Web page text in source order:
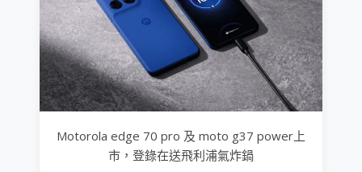
Motorola edge 70 pro 及 moto g37 power上
市，登錄在送飛利浦氣炸鍋